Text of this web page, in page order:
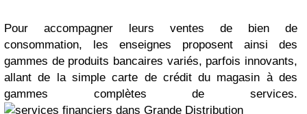
Pour accompagner leurs ventes de bien de
consommation, les enseignes proposent ainsi des
gammes de produits bancaires variés, parfois innovants,
allant de la simple carte de crédit du magasin à des
gammes complètes de services.